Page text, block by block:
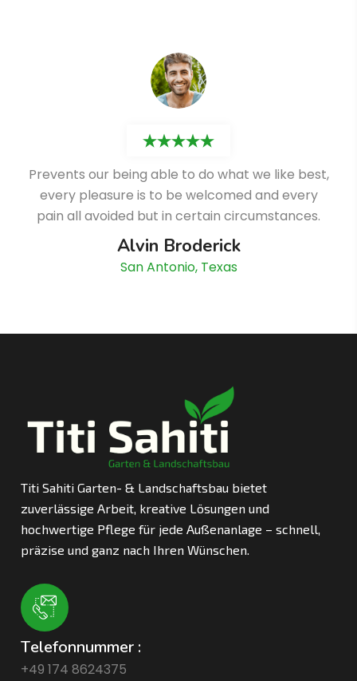
Prevents our being able to do what we like best,
every pleasure is to be welcomed and every
pain all avoided but in certain circumstances.
Alvin Broderick
San Antonio, Texas
Titi Sahiti Garten- & Landschaftsbau bietet
zuverlässige Arbeit, kreative Lösungen und
hochwertige Pflege für jede Außenanlage – schnell,
präzise und ganz nach Ihren Wünschen.
Telefonnummer :
+49 174 8624375